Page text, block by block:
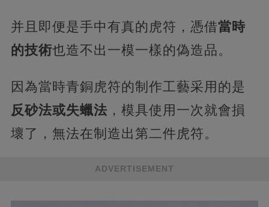
并且即便是手中有真的虎符，憑借當時
的技術也造不出一模一樣的偽造品。
因為當時青銅虎符的制作工藝采用的是
反砂法或失蠟法 ，模具使用一次就會損
壞了，無法在制造出第二件虎符。
ADVERTISEMENT